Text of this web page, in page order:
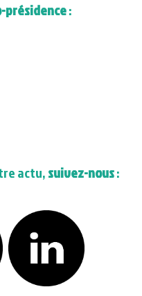
présidence :
actu, suivez-nous :